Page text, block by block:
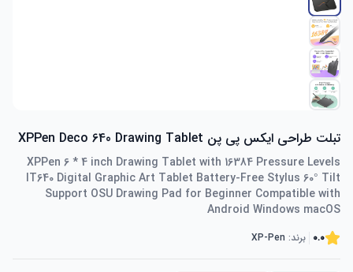
تبلت طراحی ایکس پی پن XPPen Deco 640 Drawing Tablet
XPPen 6 * 4 inch Drawing Tablet with 16384 Pressure Levels
IT640 Digital Graphic Art Tablet Battery-Free Stylus 60° Tilt
Support OSU Drawing Pad for Beginner Compatible with
Android Windows macOS
0.0 برند: XP-Pen